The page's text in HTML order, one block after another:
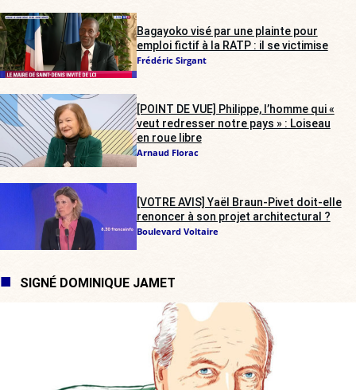
Bagayoko visé par une plainte pour
emploi fictif à la RATP : il se victimise
Frédéric Sirgant
[POINT DE VUE] Philippe, l’homme qui «
veut redresser notre pays » : Loiseau
en roue libre
Arnaud Florac
[VOTRE AVIS] Yaël Braun-Pivet doit-elle
renoncer à son projet architectural ?
Boulevard Voltaire
SIGNÉ DOMINIQUE JAMET